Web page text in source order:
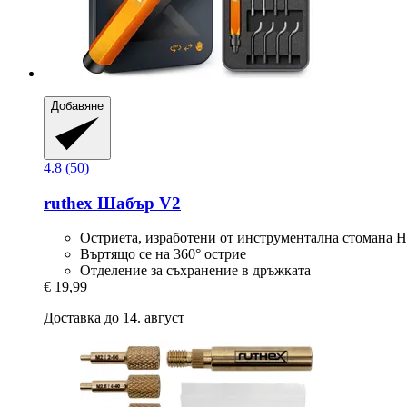
Добавяне
4.8 (50)
ruthex Шабър V2
Остриета, изработени от инструментална стомана
Въртящо се на 360° острие
Отделение за съхранение в дръжката
€ 19,99
Доставка до 14. август